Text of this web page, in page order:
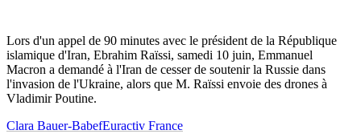
Lors d'un appel de 90 minutes avec le président de la République
islamique d'Iran, Ebrahim Raïssi, samedi 10 juin, Emmanuel
Macron a demandé à l'Iran de cesser de soutenir la Russie dans
l'invasion de l'Ukraine, alors que M. Raïssi envoie des drones à
Vladimir Poutine.
Clara Bauer-BabefEuractiv France